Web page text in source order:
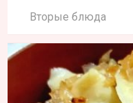
Вторые блюда